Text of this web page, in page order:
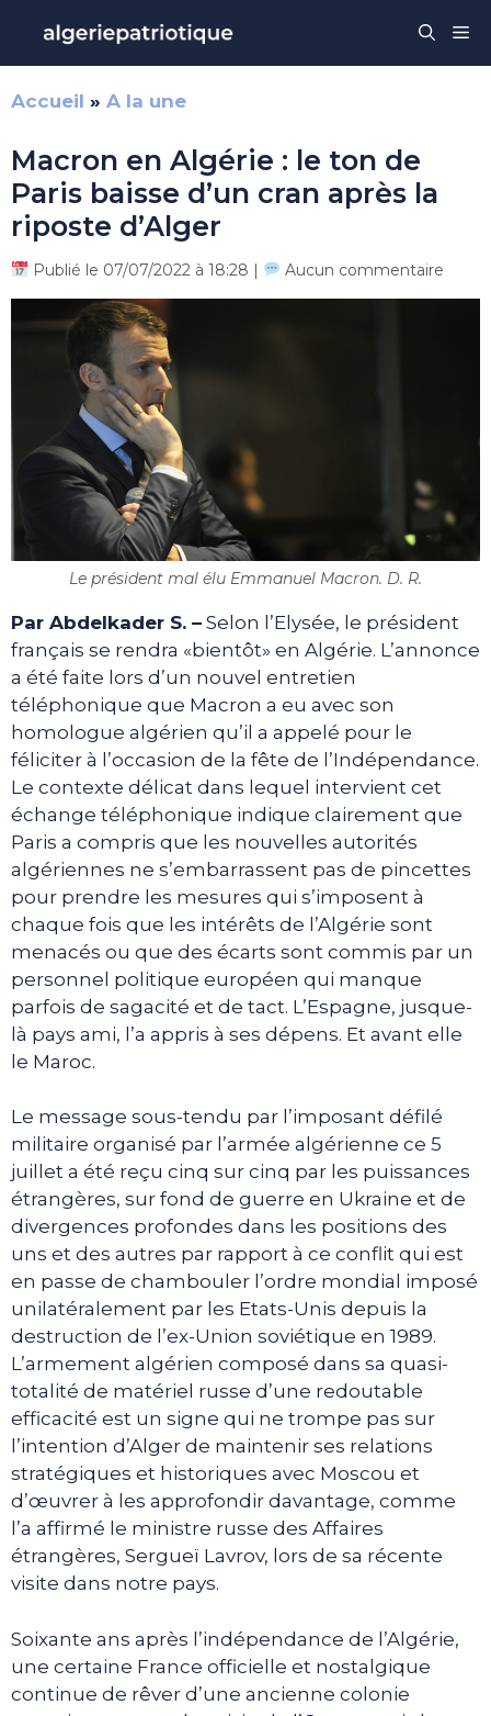
contenu
Accueil » A la une
Macron en Algérie : le ton de
Paris baisse d’un cran après la
riposte d’Alger
Publié le 07/07/2022 à 18:28 | Aucun commentaire
Le président mal élu Emmanuel Macron. D. R.
Par Abdelkader S. – Selon l’Elysée, le président
français se rendra «bientôt» en Algérie. L’annonce
a été faite lors d’un nouvel entretien
téléphonique que Macron a eu avec son
homologue algérien qu’il a appelé pour le
féliciter à l’occasion de la fête de l’Indépendance.
Le contexte délicat dans lequel intervient cet
échange téléphonique indique clairement que
Paris a compris que les nouvelles autorités
algériennes ne s’embarrassent pas de pincettes
pour prendre les mesures qui s’imposent à
chaque fois que les intérêts de l’Algérie sont
menacés ou que des écarts sont commis par un
personnel politique européen qui manque
parfois de sagacité et de tact. L’Espagne, jusque-
là pays ami, l’a appris à ses dépens. Et avant elle
le Maroc.
Le message sous-tendu par l’imposant défilé
militaire organisé par l’armée algérienne ce 5
juillet a été reçu cinq sur cinq par les puissances
étrangères, sur fond de guerre en Ukraine et de
divergences profondes dans les positions des
uns et des autres par rapport à ce conflit qui est
en passe de chambouler l’ordre mondial imposé
unilatéralement par les Etats-Unis depuis la
destruction de l’ex-Union soviétique en 1989.
L’armement algérien composé dans sa quasi-
totalité de matériel russe d’une redoutable
efficacité est un signe qui ne trompe pas sur
l’intention d’Alger de maintenir ses relations
stratégiques et historiques avec Moscou et
d’œuvrer à les approfondir davantage, comme
l’a affirmé le ministre russe des Affaires
étrangères, Sergueï Lavrov, lors de sa récente
visite dans notre pays.
Soixante ans après l’indépendance de l’Algérie,
une certaine France officielle et nostalgique
continue de rêver d’une ancienne colonie